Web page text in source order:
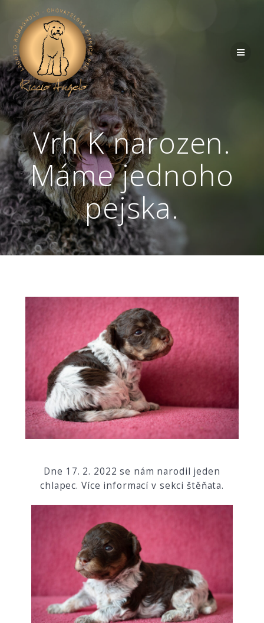
Vrh K narozen.
Máme jednoho
pejska.
Dne 17. 2. 2022 se nám narodil jeden
chlapec. Více informací v sekci štěňata.